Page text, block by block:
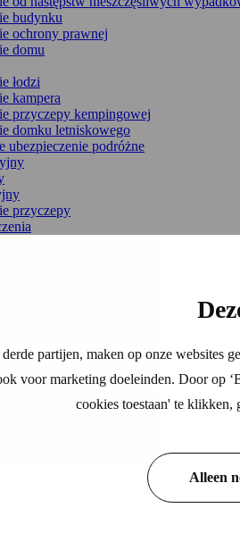
partijen, maken op onze websites
voor marketing doeleinden. Door op
cookies toestaan' te klikken,
Alleen
budynku
ochrony prawnej
domu
łodzi
kampera
przyczepy kempingowej
domku letniskowego
ubezpieczenie podróżne
przyczepy
Możesz to zrobić szybko i